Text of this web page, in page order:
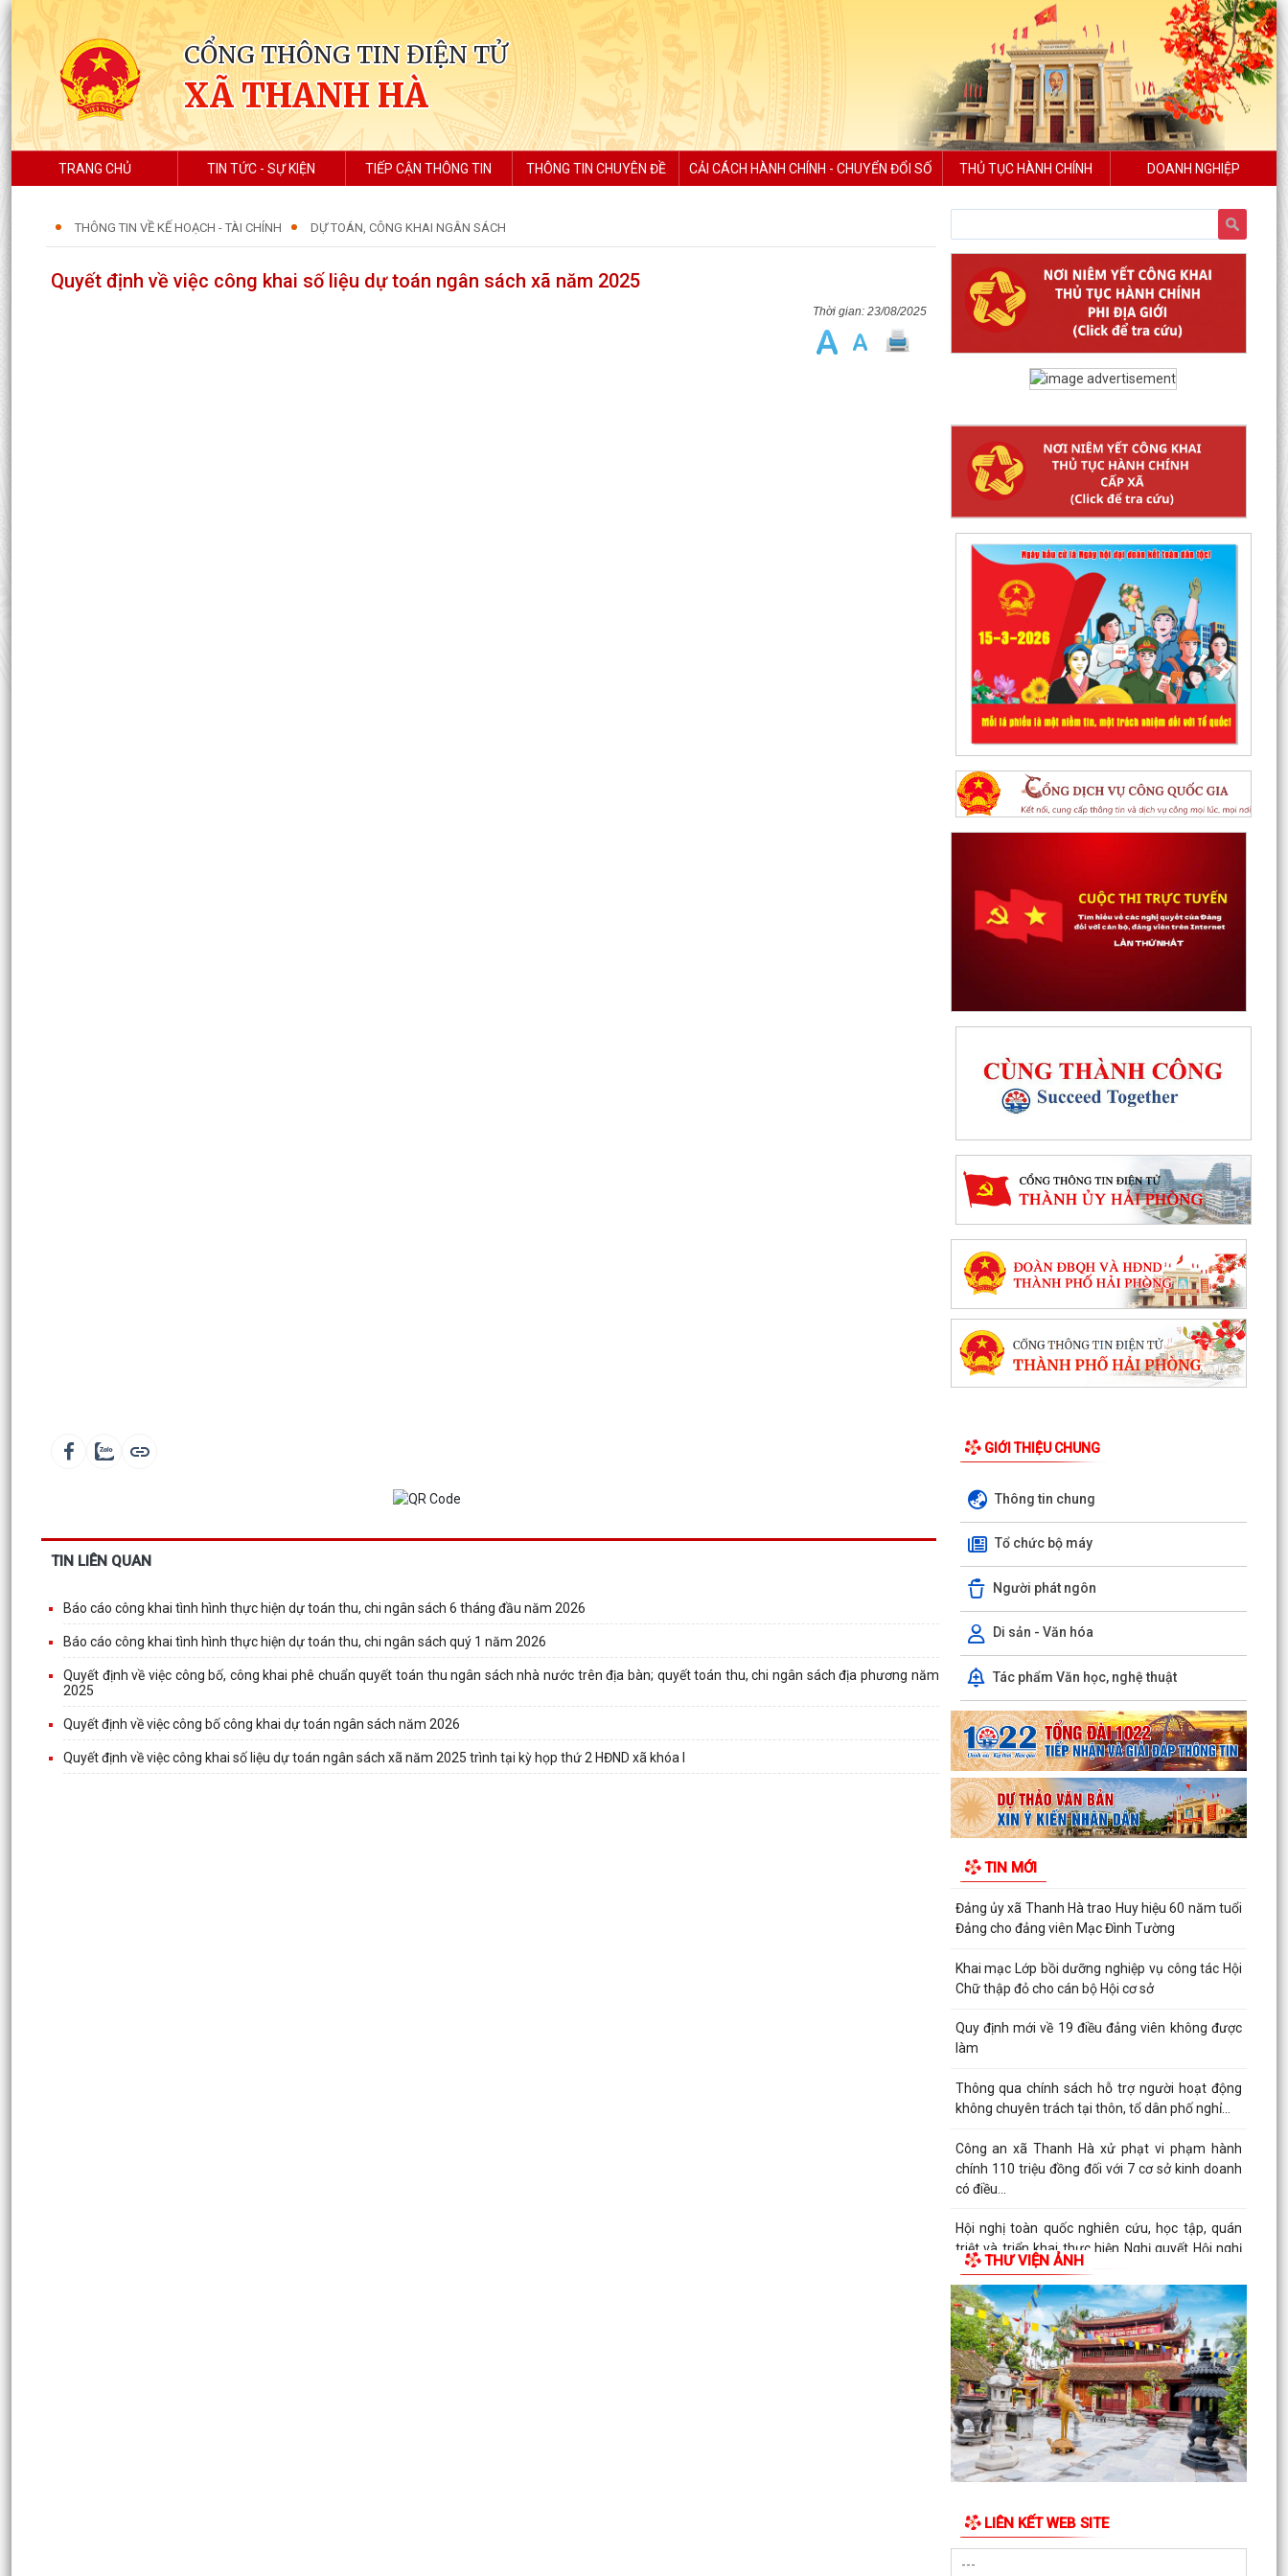
CỔNG THÔNG TIN ĐIỆN TỬ
XÃ THANH HÀ
TRANG CHỦ TIN TỨC - SỰ KIỆN TIẾP CẬN THÔNG TIN THÔNG TIN CHUYÊN ĐỀ CẢI CÁCH HÀNH CHÍNH - CHUYỂN ĐỔI SỐ THỦ TỤC HÀNH CHÍNH DOANH NGHIỆP
THÔNG TIN VỀ KẾ HOẠCH - TÀI CHÍNH DỰ TOÁN, CÔNG KHAI NGÂN SÁCH
Quyết định về việc công khai số liệu dự toán ngân sách xã năm 2025
23/08/2025
TIN LIÊN QUAN
Báo cáo công khai tình hình thực hiện dự toán thu, chi ngân sách 6 tháng đầu năm 2026
Báo cáo công khai tình hình thực hiện dự toán thu, chi ngân sách quý 1 năm 2026
Quyết định về việc công bố, công khai phê chuẩn quyết toán thu ngân sách nhà nước trên địa bàn; quyết toán thu, chi ngân sách địa phương năm
2025
Quyết định về việc công bố công khai dự toán ngân sách năm 2026
Quyết định về việc công khai số liệu dự toán ngân sách xã năm 2025 trình tại kỳ họp thứ 2 HĐND xã khóa I
GIỚI THIỆU CHUNG
Thông tin chung
Tổ chức bộ máy
Người phát ngôn
Di sản - Văn hóa
Tác phẩm Văn học, nghệ thuật
TIN MỚI
ngân hàng qua thủ thuật "hỗi trợ số hoá dữ liệu
Trung tâm phục vụ hành chính công xã Thanh
Hà
Thông báo kết quả Kỳ họp thứ 3 (Kỳ họp thường
lệ giữa năm 2026) HĐND thành phố khóa XVII,
nhiệm kỳ...
Chương trình tặng hàng viện trợ cho phụ nữ xã
HĐND xã Thanh Hà tổ chức kỳ họp thứ 3 - HĐND
xã khóa II, nhiệm kỳ 2026-2031
Đảng ủy xã Thanh Hà trao Huy hiệu 60 năm tuổi
Đảng cho đảng viên Mạc Đình Tường
Khai mạc Lớp bồi dưỡng nghiệp vụ công tác Hội
Chữ thập đỏ cho cán bộ Hội cơ sở
Quy định mới về 19 điều đảng viên không được
làm
Thông qua chính sách hỗ trợ người hoạt động
không chuyên trách tại thôn, tổ dân phố nghỉ...
Công an xã Thanh Hà xử phạt vi phạm hành
chính 110 triệu đồng đối với 7 cơ sở kinh doanh
Hội nghị toàn quốc nghiên cứu, học tập, quán
lần...
Ban đại diện Hội đồng quản trị Ngân hàng Chính
Quý II...
Khai mạc Lớp bồi dưỡng cập nhật kiến thức cho
cán bộ Hội Liên hiệp Phụ nữ cơ sở năm 2026
Công an thành phố Hải Phòng khai giảng lớp bồi
dưỡng nghiệp vụ cho lực lượng tham gia bảo vệ
an...
Thanh Hà tổ chức Lễ thắp nến tri ân các Anh
hùng Liệt sĩ.
Ủy ban MTTQ Việt Nam xã Thanh Hà trao tặng
Ban Công tác 35 Đảng ủy xã sơ kết công tác 6
THƯ VIỆN ẢNH
LIÊN KẾT WEB SITE